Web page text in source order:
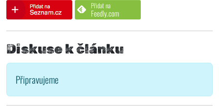
Přidat na
Feedly.com
Diskuse k článku
Připravujeme